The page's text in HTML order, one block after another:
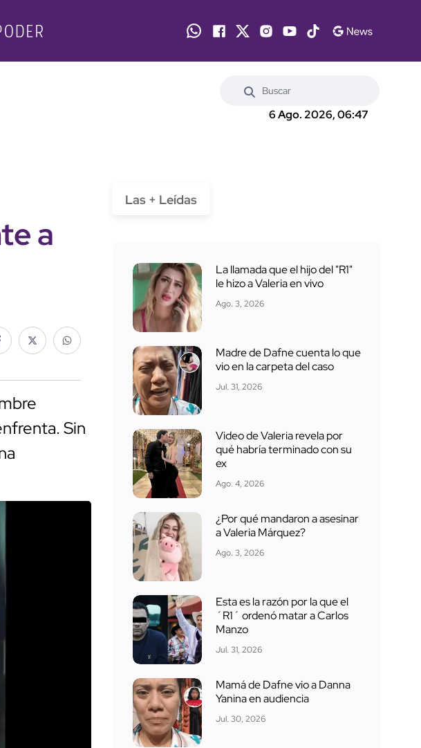
6 Ago. 2026, 06:47
a
Sin
Las + Leídas
La llamada que el hijo del "R1"
le hizo a Valeria en vivo
Ago. 3, 2026
Madre de Dafne cuenta lo que
vio en la carpeta del caso
Jul. 31, 2026
Video de Valeria revela por
qué habría terminado con su
ex
Ago. 4, 2026
¿Por qué mandaron a asesinar
a Valeria Márquez?
Ago. 3, 2026
Esta es la razón por la que el
´R1´ ordenó matar a Carlos
Manzo
Jul. 31, 2026
Mamá de Dafne vio a Danna
Yanina en audiencia
Jul. 30, 2026